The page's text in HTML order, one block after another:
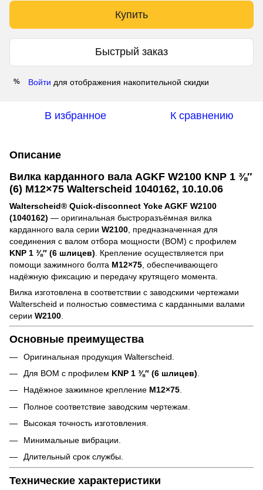
Купить
Быстрый заказ
% Войти для отображения накопительной скидки
В избранное К сравнению
Описание
Вилка карданного вала AGKF W2100 KNP 1 ⅜″
(6) M12×75 Walterscheid 1040162, 10.10.06
Walterscheid® Quick-disconnect Yoke AGKF W2100
(1040162) — оригинальная быстроразъёмная вилка
карданного вала серии W2100 , предназначенная для
соединения с валом отбора мощности (ВОМ) с профилем
KNP 1 ⅜″ (6 шлицев) . Крепление осуществляется при
помощи зажимного болта M12×75 , обеспечивающего
надёжную фиксацию и передачу крутящего момента.
Вилка изготовлена в соответствии с заводскими чертежами
Walterscheid и полностью совместима с карданными валами
серии W2100
Основные преимущества
Оригинальная продукция Walterscheid.
Для ВОМ с профилем KNP 1 ⅜″ (6 шлицев)
Надёжное зажимное крепление M12×75.
Полное соответствие заводским чертежам.
Высокая точность изготовления.
Минимальные вибрации.
Длительный срок службы.
Технические характеристики